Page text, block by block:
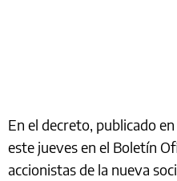
En el decreto, publicado
este jueves en el Boletín
accionistas de la nueva